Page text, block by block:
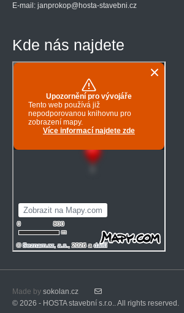
E-mail: janprokop@hosta-stavebni.cz
Kde nás najdete
Made by sokolan.cz
© 2026 - HOSTA stavební s.r.o.. All rights reserved.